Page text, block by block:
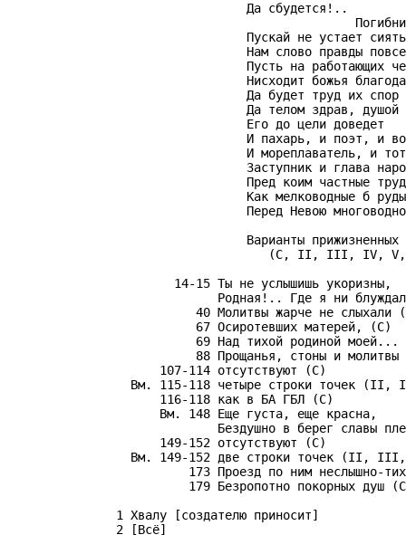
                       Да сбудется!..
                       Пускай не устает сиять
Нам слово правды
Пусть на работающих
Нисходит божья
Да будет труд их спор
Да телом здрав, душой
                       Его до цели доведет
И пахарь, и поэт, и
И мореплаватель, и
Заступник и глава
Пред коим частные
                       Как мелководные б руды
Перед Невою
Варианты прижизненных
(С, II, III, IV,
             14-15 Ты не услышишь укоризны,
Родная!.. Где я ни
40 Молитвы жарче не слыхали
                67 Осиротевших матерей, (С)
69 Над тихой родиной моей...
88 Прощанья, стоны и молитвы
           107-114 отсутствуют (С)
Вм. 115-118 четыре строки точек (II,
           116-118 как в БА ГБЛ (С)
           Вм. 148 Еще густа, еще красна,
Бездушно в берег славы
           149-152 отсутствуют (С)
Вм. 149-152 две строки точек (II,
173 Проезд по ним неслышно-
179 Безропотно покорных душ
     1 Хвалу [создателю приносит]